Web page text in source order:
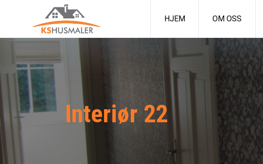
HJEM OM OSS
Interiør 22